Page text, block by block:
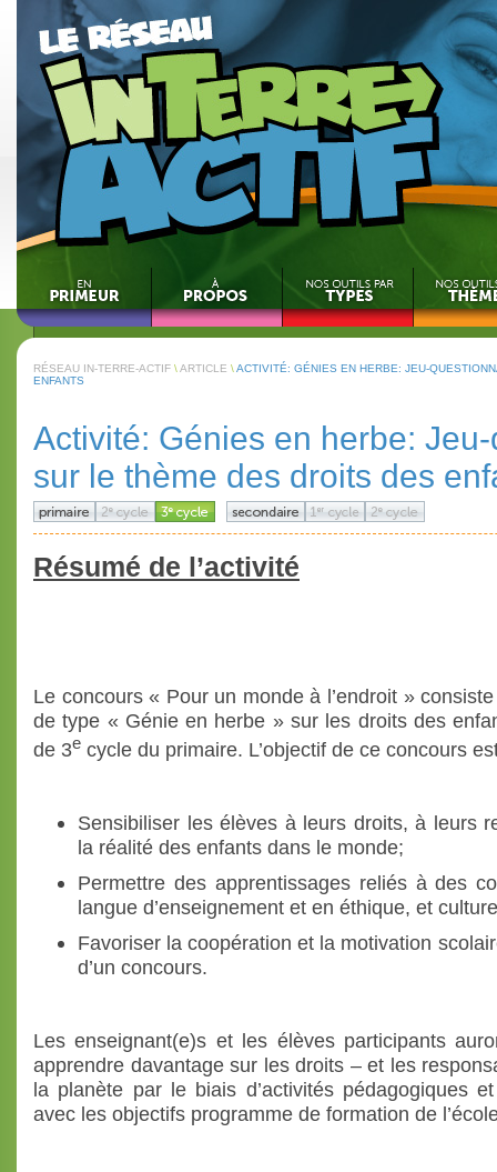
RÉSEAU IN-TERRE-ACTIF \ARTICLE \ACTIVITÉ: GÉNIES EN HERBE: JEU-
ENFANTS
Activité: Génies en herbe:
sur le thème des droits des
Résumé de l’activité
Le concours « Pour un monde à l’endroit »
de type « Génie en herbe » sur les droits des
de 3e cycle du primaire. L’objectif de ce concours
Sensibiliser les élèves à leurs droits, à leurs
la réalité des enfants dans le monde;
Permettre des apprentissages reliés à des
langue d’enseignement et en éthique, et
Favoriser la coopération et la motivation
d’un concours.
Les enseignant(e)s et les élèves participants
apprendre davantage sur les droits – et les
la planète par le biais d’activités pédagogiques
avec les objectifs programme de formation de